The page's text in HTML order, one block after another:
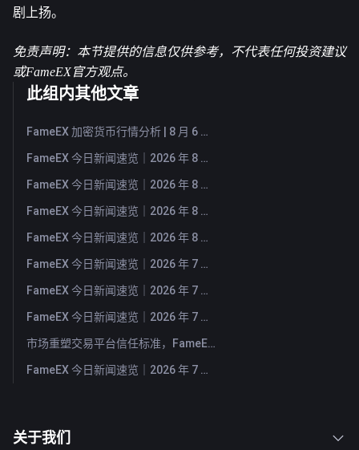
剧上扬。
免责声明：本节提供的信息仅供参考，不代表任何投资建议
或FameEX官方观点。
此组内其他文章
FameEX 加密货币行情分析 | 8 月 6 日, 2026
FameEX 今日新闻速览｜2026 年 8 月 6 日
FameEX 今日新闻速览｜2026 年 8 月 5 日
FameEX 今日新闻速览｜2026 年 8 月 4 日
FameEX 今日新闻速览｜2026 年 8 月 3 日
FameEX 今日新闻速览｜2026 年 7 月 31 日
FameEX 今日新闻速览｜2026 年 7 月 30 日
FameEX 今日新闻速览｜2026 年 7 月 29 日
市场重塑交易平台信任标准，FameEX 以八年稳健运营持续服务全球用户
FameEX 今日新闻速览｜2026 年 7 月 28 日
关于我们